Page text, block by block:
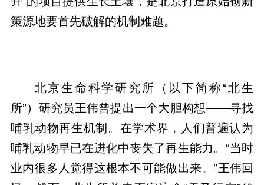
策源地要首先破解的机制难题。
北京生命科学研究所（以下简称“北生
所”）研究员王伟曾提出一个大胆构想——寻找
哺乳动物再生机制。在学术界，人们普遍认为
哺乳动物早已在进化中丧失了再生能力。“当时
业内很多人觉得这根本不可能做出来。”王伟回